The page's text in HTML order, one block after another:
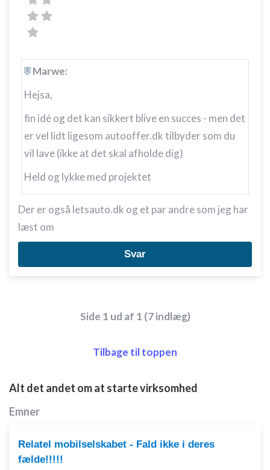
Marwe:
Hejsa,
fin idé og det kan sikkert blive en succes - men det
er vel lidt ligesom autooffer.dk tilbyder som du
vil lave (ikke at det skal afholde dig)
Held og lykke med projektet
Der er også letsauto.dk og et par andre som jeg har
læst om
Svar
Side 1 ud af 1 (7 indlæg)
Tilbage til toppen
Alt det andet om at starte virksomhed
Emner
Relatel mobilselskabet - Fald ikke i deres
fælde!!!!!
Måle annonceringseffektivitet
Måle indholdseffektivitet
kombinationer af oplysninger fra forskellige
kilder
Udvikle og forbedre tjenester
Bruge begrænsede oplysninger til at vælge
indhold
IAB Special Features:
Bruge præcise geografiske
placeringsoplysninger
Identificere enheder baseret på aktivt
anmodede oplysninger